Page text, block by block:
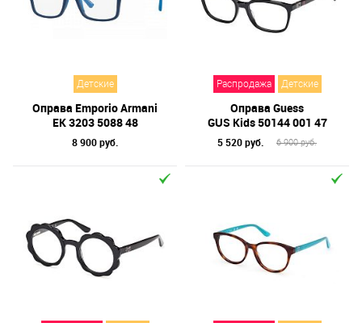
Детские
Оправа Emporio Armani
EK 3203 5088 48
8 900 руб.
Распродажа Детские
Оправа Guess
GUS Kids 50144 001 47
5 520 руб. 6 900 руб.